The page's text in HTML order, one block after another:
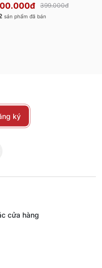
399.000đ
sản phẩm đã bán
ký
cửa hàng